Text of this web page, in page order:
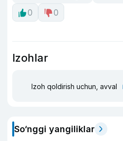
0
0
Izohlar
Izoh qoldirish uchun, avval
So‘nggi yangiliklar